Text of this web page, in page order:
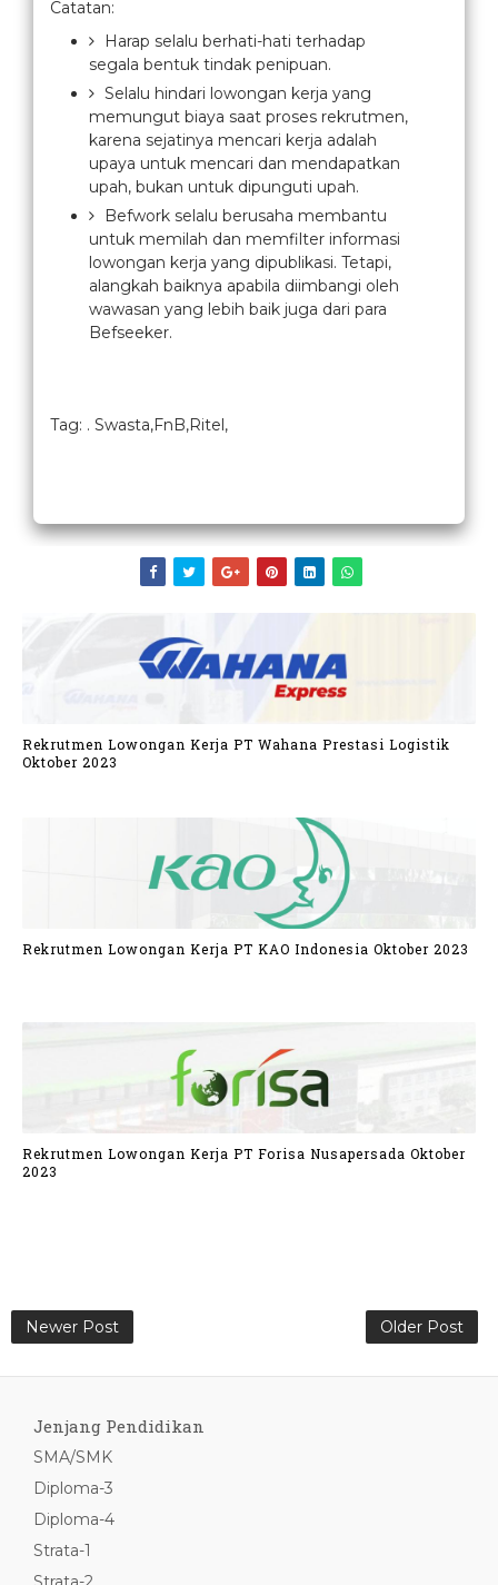
Catatan:
Harap selalu berhati-hati terhadap
segala bentuk tindak penipuan.
Selalu hindari lowongan kerja yang
memungut biaya saat proses rekrutmen,
karena sejatinya mencari kerja adalah
upaya untuk mencari dan mendapatkan
upah, bukan untuk dipunguti upah.
Befwork selalu berusaha membantu
untuk memilah dan memfilter informasi
lowongan kerja yang dipublikasi. Tetapi,
alangkah baiknya apabila diimbangi oleh
wawasan yang lebih baik juga dari para
Befseeker.
Tag: . Swasta,FnB,Ritel,
Rekrutmen Lowongan Kerja PT Wahana Prestasi Logistik
Oktober 2023
Rekrutmen Lowongan Kerja PT KAO Indonesia Oktober 2023
Rekrutmen Lowongan Kerja PT Forisa Nusapersada Oktober
2023
Newer Post Older Post
Jenjang Pendidikan
SMA/SMK
Diploma-3
Diploma-4
Strata-1